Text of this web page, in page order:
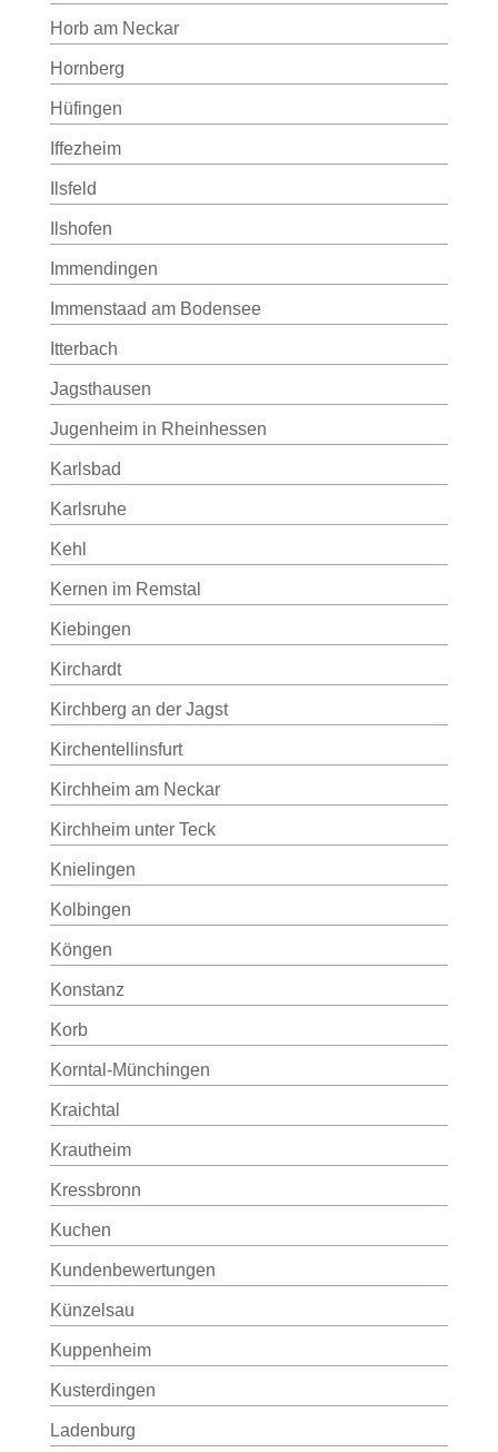
Horb am Neckar
Hornberg
Hüfingen
Iffezheim
Ilsfeld
Ilshofen
Immendingen
Immenstaad am Bodensee
Itterbach
Jagsthausen
Jugenheim in Rheinhessen
Karlsbad
Karlsruhe
Kehl
Kernen im Remstal
Kiebingen
Kirchardt
Kirchberg an der Jagst
Kirchentellinsfurt
Kirchheim am Neckar
Kirchheim unter Teck
Knielingen
Kolbingen
Köngen
Konstanz
Korb
Korntal-Münchingen
Kraichtal
Krautheim
Kressbronn
Kuchen
Kundenbewertungen
Künzelsau
Kuppenheim
Kusterdingen
Ladenburg